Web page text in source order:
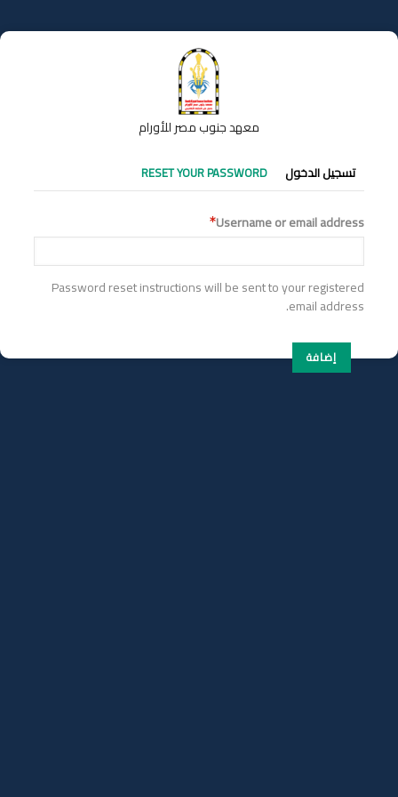
إلى
المحتوى
معهد جنوب مصر للأورام
التبويبات
الأساسية
تسجيل الدخول RESET YOUR PASSWORD
Username or email address
Password reset instructions will be sent to your registered
email address.